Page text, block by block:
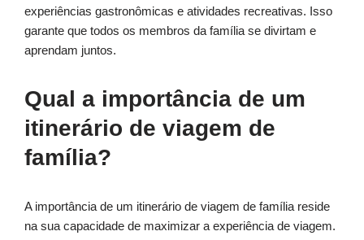
experiências gastronômicas e atividades recreativas. Isso
garante que todos os membros da família se divirtam e
aprendam juntos.
Qual a importância de um
itinerário de viagem de
família?
A importância de um itinerário de viagem de família reside
na sua capacidade de maximizar a experiência de viagem.